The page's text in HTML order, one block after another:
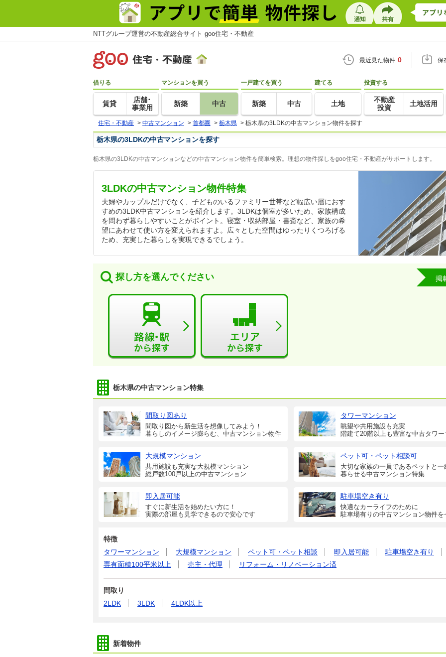
NTTグループ運営の不動産総合サイト goo住宅・不動産
最近見た物件 0 保
借りる
賃貸
店舗･
事業用
マンションを買う
新築 中古
一戸建てを買う
新築 中古
建てる
土地
投資する
不動産
投資
土地活用
住宅・不動産 > 中古マンション > 首都圏 > 栃木県 > 栃木県の3LDKの中古マンション物件を探す
栃木県の3LDKの中古マンションを探す
栃木県の3LDKの中古マンションなどの中古マンション物件を簡単検索。理想の物件探しをgoo住宅・不動産がサポートします。
3LDKの中古マンション物件特集
夫婦やカップルだけでなく、子どものいるファミリー世帯など幅広い層におす
すめの3LDK中古マンションを紹介します。3LDKは個室が多いため、家族構成
を問わず暮らしやすいことがポイント。寝室・収納部屋・書斎など、家族の希
望にあわせて使い方を変えられますよ。広々とした空間はゆったりくつろげる
ため、充実した暮らしを実現できるでしょう。
探し方を選んでください 掲
栃木県の中古マンション特集
間取り図あり
間取り図から新生活を想像してみよう！
暮らしのイメージ膨らむ、中古マンション物件
タワーマンション
眺望や共用施設も充実
階建て20階以上も豊富な中古タワ
大規模マンション
共用施設も充実な大規模マンション
総戸数100戸以上の中古マンション
ペット可・ペット相談可
大切な家族の一員であるペットと一
暮らせる中古マンション特集
即入居可能
すぐに新生活を始めたい方に！
実際の部屋も見学できるので安心です
駐車場空き有り
快適なカーライフのために
駐車場有りの中古マンション物件を
特徴
タワーマンション
大規模マンション ペット可・ペット相談 即入居可能
駐車場空き有り
専有面積100平米以上
売主・代理 リフォーム・リノベーション済
間取り
2LDK
3LDK 4LDK以上
新着物件